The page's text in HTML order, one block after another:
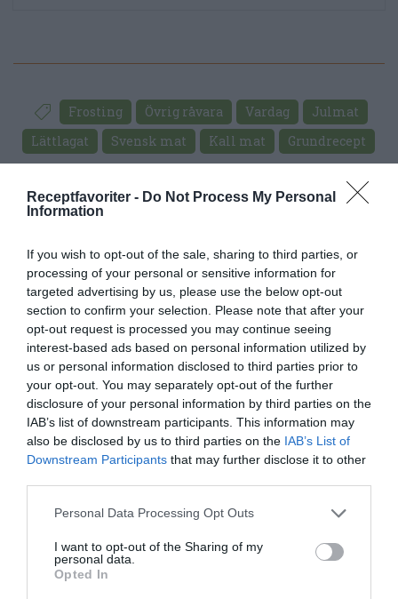
Receptfavoriter - Do Not Process My Personal
Information
If you wish to opt-out of the sale, sharing to third parties, or
processing of your personal or sensitive information for
targeted advertising by us, please use the below opt-out
section to confirm your selection. Please note that after your
opt-out request is processed you may continue seeing
interest-based ads based on personal information utilized by
us or personal information disclosed to third parties prior to
your opt-out. You may separately opt-out of the further
disclosure of your personal information by third parties on the
IAB’s list of downstream participants. This information may
also be disclosed by us to third parties on the IAB’s List of
Downstream Participants that may further disclose it to other
Personal Data Processing Opt Outs
I want to opt-out of the Sharing of my
personal data.
Opted In
Frosting Övrig råvara Vardag
Julmat
Lättlagat
Svensk mat Kall mat Grundrecept
E-mail Skriv ut
Uppskattat näringsvärde per portion:
71 kcal
Publicerat: 2010-06-15 ,Uppdaterat:2024-06-07
Författare:Henrik
Mattsson
Jag är matskribent samt kock
med en fil. kand i
restauranghögskolan i Grythyttan. På denna sida
delar jag med mig av tusentals olika recept för alla